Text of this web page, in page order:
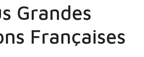
Grandes
Françaises